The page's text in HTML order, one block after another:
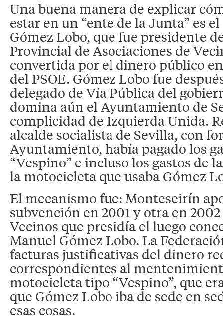
Una buena manera de explicar
estar en un “ente de la Junta” es
Gómez Lobo, que fue presidente
Provincial de Asociaciones de
convertida por el dinero público
del PSOE. Gómez Lobo fue
delegado de Vía Pública del
domina aún el Ayuntamiento de
complicidad de Izquierda Unida.
alcalde socialista de Sevilla, con
Ayuntamiento, había pagado los
“Vespino” e incluso los gastos de
la motocicleta que usaba Gómez
El mecanismo fue: Monteseirín
subvención en 2001 y otra en
Vecinos que presidía el luego
Manuel Gómez Lobo. La
facturas justificativas del dinero
correspondientes al
motocicleta tipo “Vespino”, que
que Gómez Lobo iba de sede en
esas cosas.